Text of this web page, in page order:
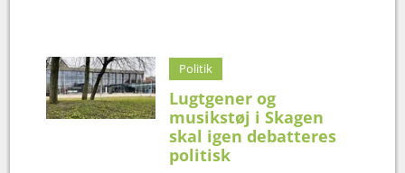
Politik
Lugtgener og
musikstøj i Skagen
skal igen debatteres
politisk